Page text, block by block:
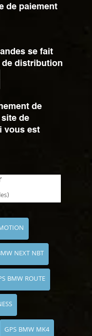
de paiement
se fait
de distribution
de
de
vous est
NEXT NBT
BMW ROUTE
GPS BMW MK4